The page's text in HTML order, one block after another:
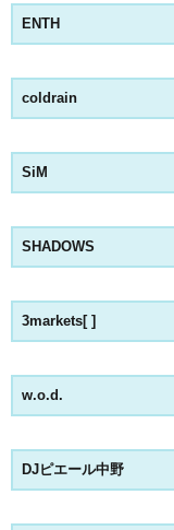
ENTH
coldrain
SiM
SHADOWS
3markets[ ]
w.o.d.
DJピエール中野